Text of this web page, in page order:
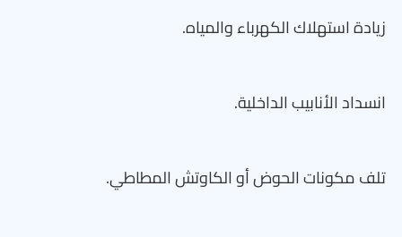
زيادة استهلاك الكهرباء والمياه.
انسداد الأنابيب الداخلية.
تلف مكونات الحوض أو الكاوتش المطاطي.